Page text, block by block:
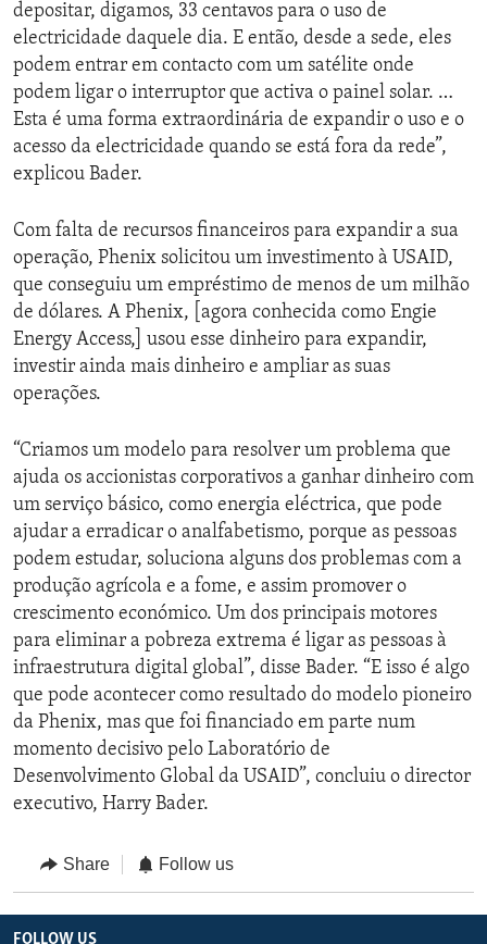
depositar, digamos, 33 centavos para o uso de
electricidade daquele dia. E então, desde a sede, eles
podem entrar em contacto com um satélite onde
podem ligar o interruptor que activa o painel solar. …
Esta é uma forma extraordinária de expandir o uso e o
acesso da electricidade quando se está fora da rede”,
explicou Bader.
Com falta de recursos financeiros para expandir a sua
operação, Phenix solicitou um investimento à USAID,
que conseguiu um empréstimo de menos de um milhão
de dólares. A Phenix, [agora conhecida como Engie
Energy Access,] usou esse dinheiro para expandir,
investir ainda mais dinheiro e ampliar as suas
operações.
“Criamos um modelo para resolver um problema que
ajuda os accionistas corporativos a ganhar dinheiro com
um serviço básico, como energia eléctrica, que pode
ajudar a erradicar o analfabetismo, porque as pessoas
podem estudar, soluciona alguns dos problemas com a
produção agrícola e a fome, e assim promover o
crescimento económico. Um dos principais motores
para eliminar a pobreza extrema é ligar as pessoas à
infraestrutura digital global”, disse Bader. “E isso é algo
que pode acontecer como resultado do modelo pioneiro
da Phenix, mas que foi financiado em parte num
momento decisivo pelo Laboratório de
Desenvolvimento Global da USAID”, concluiu o director
executivo, Harry Bader.
Share Follow us
FOLLOW US